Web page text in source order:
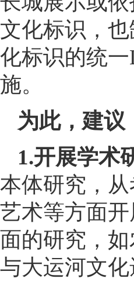
文化标识，
化标识的统
施。
为此，建议
1.开展学术
本体研究，
艺术等方面
面的研究，
与大运河文